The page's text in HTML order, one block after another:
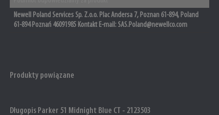
Newell Poland Services Sp. Z.o.o. Plac Andersa 7, Poznan 61-894, Poland
61-894 Poznań 46091985 Kontakt E-mail: SAS.Poland@newellco.com
Produkty powiązane
Długopis Parker 51 Midnight Blue CT - 2123503